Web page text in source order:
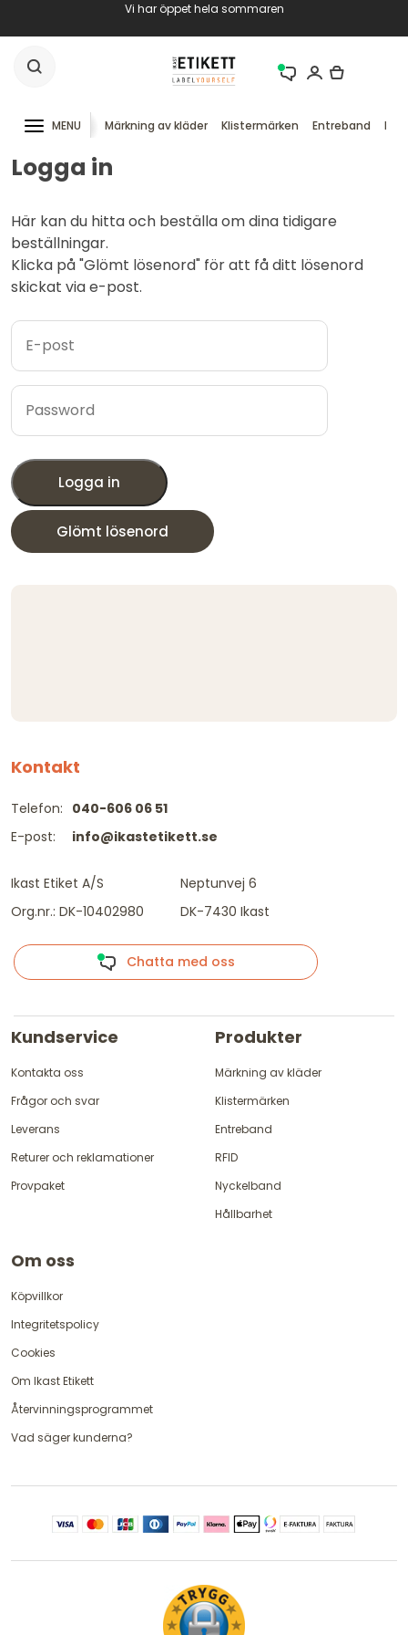
Vi har öppet hela sommaren
MENU Märkning av kläder Klistermärken Entreband RFID
Logga in
Här kan du hitta och beställa om dina tidigare
beställningar.
Klicka på "Glömt lösenord" för att få ditt lösenord
skickat via e-post.
Logga in
Glömt lösenord
Kontakt
Telefon:
E-post:
040-606 06 51
info@ikastetikett.se
Ikast Etiket A/S
Org.nr.: DK-10402980
Neptunvej 6
DK-7430 Ikast
Chatta med oss
Kundservice
Kontakta oss
Frågor och svar
Leverans
Returer och reklamationer
Provpaket
Produkter
Märkning av kläder
Klistermärken
Entreband
RFID
Nyckelband
Hållbarhet
Om oss
Köpvillkor
Integritetspolicy
Cookies
Om Ikast Etikett
Återvinningsprogrammet
Vad säger kunderna?